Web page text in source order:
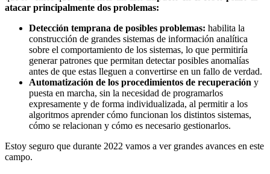
atacar principalmente dos problemas:
Detección temprana de posibles problemas: habilita la
construcción de grandes sistemas de información analítica
sobre el comportamiento de los sistemas, lo que permitiría
generar patrones que permitan detectar posibles anomalías
antes de que estas lleguen a convertirse en un fallo de verdad.
Automatización de los procedimientos de recuperación y
puesta en marcha, sin la necesidad de programarlos
expresamente y de forma individualizada, al permitir a los
algoritmos aprender cómo funcionan los distintos sistemas,
cómo se relacionan y cómo es necesario gestionarlos.
Estoy seguro que durante 2022 vamos a ver grandes avances en este
campo.